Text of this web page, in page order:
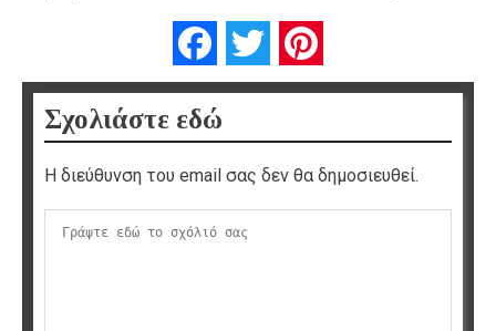
FacebookTwitter
Σχολιάστε εδώ
Η διεύθυνση του email σας δεν θα δημοσιευθεί.